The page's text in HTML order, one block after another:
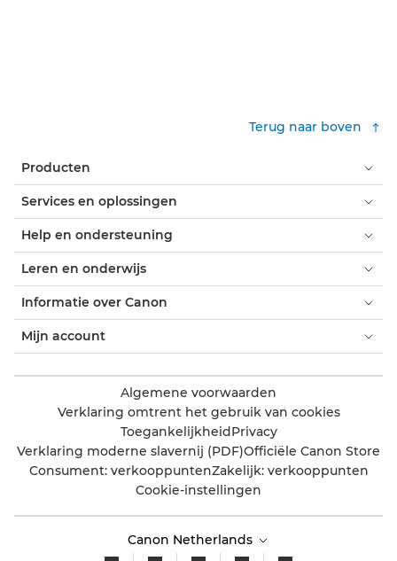
Terug naar boven
Producten
Services en oplossingen
Help en ondersteuning
Leren en onderwijs
Informatie over Canon
Mijn account
Algemene voorwaarden
Verklaring omtrent het gebruik van cookies
ToegankelijkheidPrivacy
Verklaring moderne slavernij (PDF)Officiële Canon Store
Consument: verkooppuntenZakelijk: verkooppunten
Cookie-instellingen
Canon Netherlands